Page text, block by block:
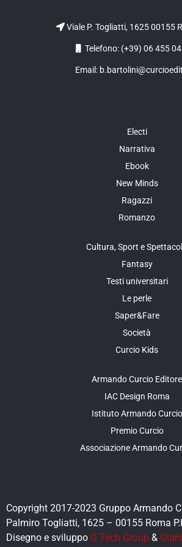
Viale P. Togliatti, 1625 00155
Telefono: (+39) 06 455
Email:
Electi
Narrativa
Ebook
New Minds
Ragazzi
Romanzo
Cultura, Sport e
Fantasy
Testi universitari
Le perle
Saper&Fare
Società
Curcio Kids
Armando Curcio Editore
IAC Design Roma
Istituto Armando Curcio
Premio Curcio
Associazione Armando
Copyright 2017-2023 Gruppo Armando
Palmiro Togliatti, 1625 – 00155 Roma
Disegno e sviluppo G Tech Group &